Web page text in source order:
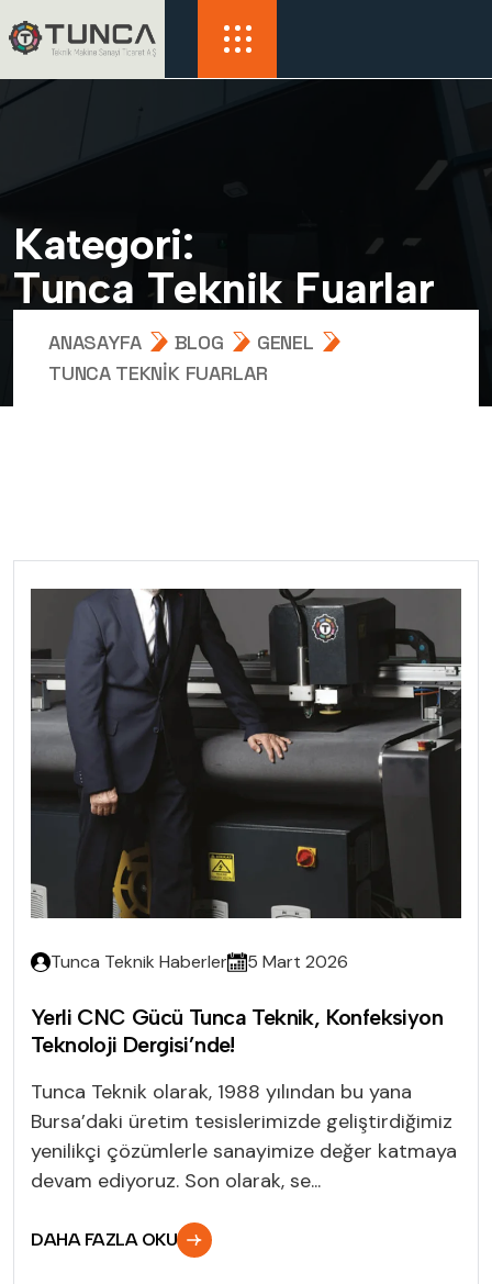
Kategori:
Tunca Teknik Fuarlar
ANASAYFA BLOG
GENEL
TUNCA TEKNIK FUARLAR
Tunca Teknik Haberler 5 Mart 2026
Yerli CNC Gücü Tunca Teknik, Konfeksiyon
Teknoloji Dergisi’nde!
Tunca Teknik olarak, 1988 yılından bu yana
Bursa’daki üretim tesislerimizde geliştirdiğimiz
yenilikçi çözümlerle sanayimize değer katmaya
devam ediyoruz. Son olarak, se...
DAHA FAZLA OKU